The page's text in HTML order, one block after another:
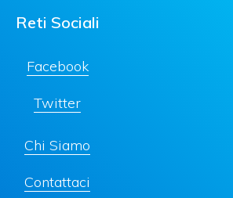
Reti Sociali
Facebook
Twitter
Chi Siamo
Contattaci